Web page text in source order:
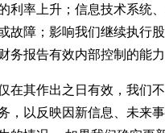
利率上升；信息技术系统
故障；影响我们继续执行
务报告有效内部控制的能力
在其作出之日有效，我们
，以反映因新信息、未来